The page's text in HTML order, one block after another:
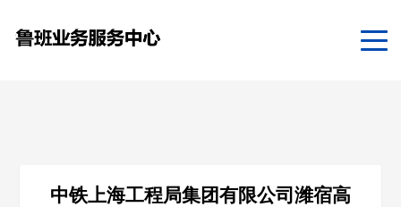
中铁上海工程局集团有限公司潍宿高